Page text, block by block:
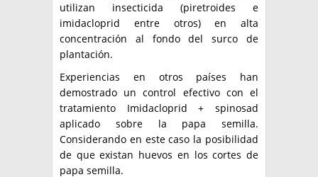
utilizan insecticida (piretroides e
imidacloprid entre otros) en alta
concentración al fondo del surco de
plantación.
Experiencias en otros países han
demostrado un control efectivo con el
tratamiento Imidacloprid + spinosad
aplicado sobre la papa semilla.
Considerando en este caso la posibilidad
de que existan huevos en los cortes de
papa semilla.